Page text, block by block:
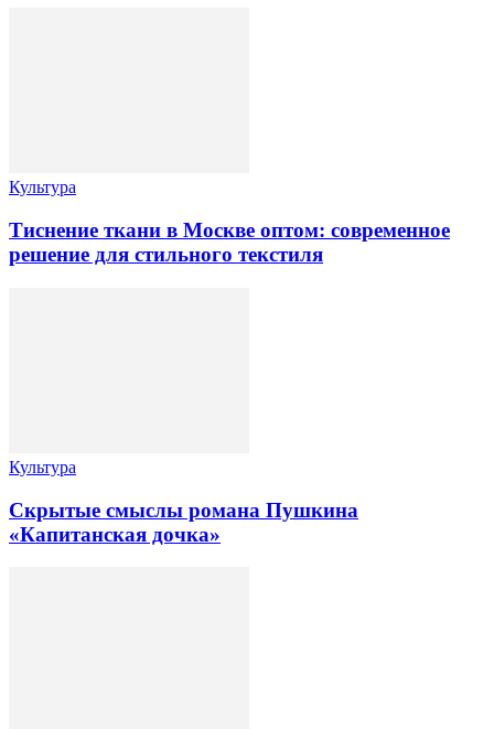
Культура
Тиснение ткани в Москве оптом: современное
решение для стильного текстиля
Культура
Скрытые смыслы романа Пушкина
«Капитанская дочка»